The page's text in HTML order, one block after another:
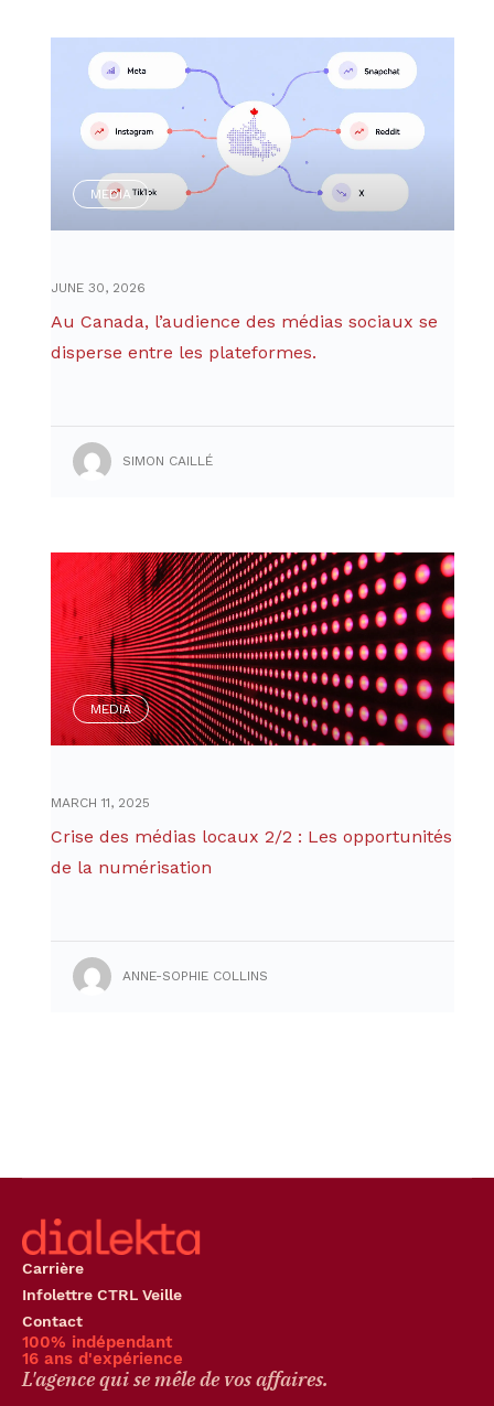
MEDIA
JUNE 30, 2026
Au Canada, l’audience des médias sociaux se
disperse entre les plateformes.
SIMON CAILLÉ
MEDIA
MARCH 11, 2025
Crise des médias locaux 2/2 : Les opportunités
de la numérisation
ANNE-SOPHIE COLLINS
Carrière
Infolettre CTRL Veille
Contact
100% indépendant
16 ans d'expérience
L'agence qui se mêle de vos affaires.